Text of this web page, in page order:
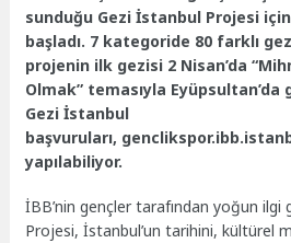
sunduğu Gezi İstanbul Projesi için
başladı. 7 kategoride 80 farklı
projenin ilk gezisi 2 Nisan’da
Olmak” temasıyla
Gezi İstanbul
başvuruları,
yapılabiliyor.
İBB’nin gençler tarafından yoğun ilgi
Projesi, İstanbul’un tarihini, kültürel